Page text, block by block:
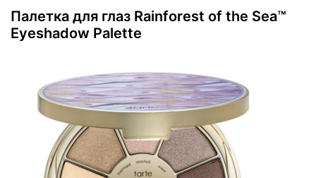
Палетка для глаз Rainforest of the Sea™
Eyeshadow Palette